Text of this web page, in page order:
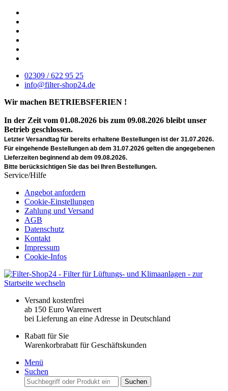
02309 / 622 95 25
info@filter-shop24.de
Wir machen BETRIEBSFERIEN !
In der Zeit vom 01.08.2026 bis zum 09.08.2026 bleibt unser
Betrieb geschlossen.
Letzter Versandtag für bereits erhaltene Bestellungen ist der 31.07.2026.
Für eingehende Bestellungen ab dem 31.07.2026 gelten die angegebenen
Lieferzeiten beginnend ab dem 09.08.2026.
Bitte berücksichtigen Sie das bei Ihren Bestellungen.
Service/Hilfe
Angebot anfordern
Cookie-Einstellungen
Zahlung und Versand
AGB
Datenschutz
Kontakt
Impressum
Cookie-Infos
Versand kostenfrei
ab 150 Euro Warenwert
bei Lieferung an eine Adresse in Deutschland
Rabatt für Sie
Warenkorbrabatt für Geschäftskunden
Menü
Suchen
Suchen